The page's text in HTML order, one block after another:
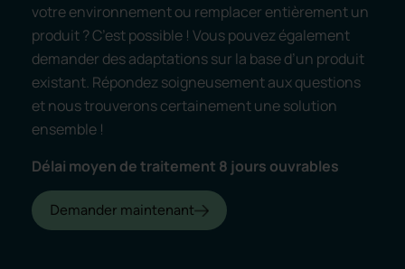
votre environnement ou remplacer entièrement un
produit ? C’est possible ! Vous pouvez également
demander des adaptations sur la base d’un produit
existant. Répondez soigneusement aux questions
et nous trouverons certainement une solution
ensemble !
Délai moyen de traitement 8 jours ouvrables
Demander maintenant